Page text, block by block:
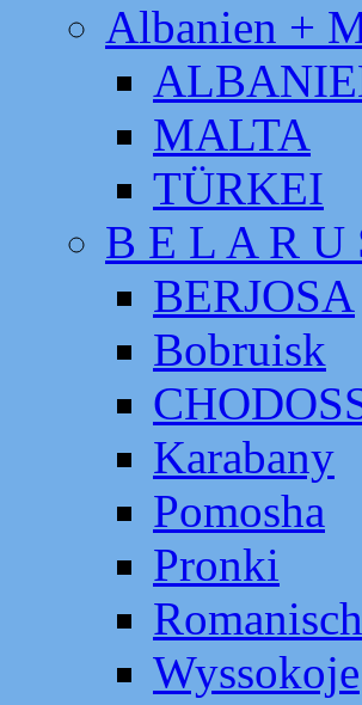
Albanien +
MALTA
TÜRKEI
B E L A R U
BERJOSA
Bobruisk
Karabany
Pomosha
Pronki
Wyssokoje